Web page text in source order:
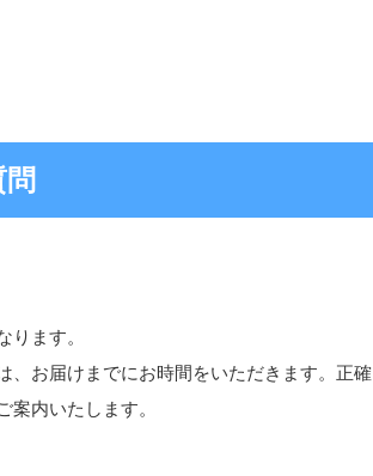
ます。
、お届けまでにお時間をいただきます。正確
内いたします。